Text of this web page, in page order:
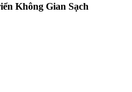
Không Gian Sạch